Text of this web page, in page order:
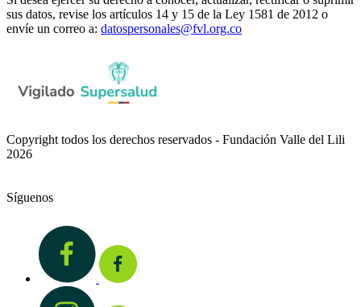
sus datos, revise los artículos 14 y 15 de la Ley 1581 de 2012 o
envíe un correo a: datospersonales@fvl.org.co
Copyright todos los derechos reservados - Fundación Valle del Lili
2026
Síguenos